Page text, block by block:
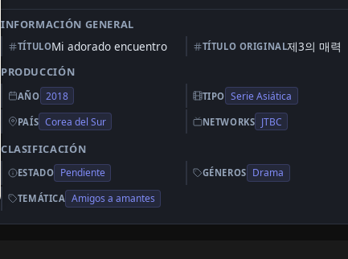
INFORMACIÓN GENERAL
TÍTULOMi adorado encuentro TÍTULO ORIGINAL제3의 매력
PRODUCCIÓN
AÑO 2018 TIPO Serie Asiática
PAÍS Corea del Sur NETWORKS JTBC
CLASIFICACIÓN
ESTADO Pendiente GÉNEROS Drama
TEMÁTICA Amigos a amantes